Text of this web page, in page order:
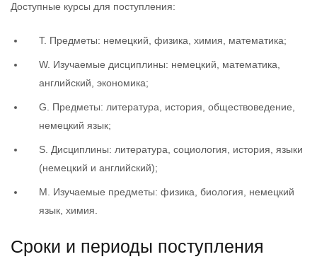
Доступные курсы для поступления:
T. Предметы: немецкий, физика, химия, математика;
W. Изучаемые дисциплины: немецкий, математика,
английский, экономика;
G. Предметы: литература, история, обществоведение,
немецкий язык;
S. Дисциплины: литература, социология, история, языки
(немецкий и английский);
M. Изучаемые предметы: физика, биология, немецкий
язык, химия.
Сроки и периоды поступления